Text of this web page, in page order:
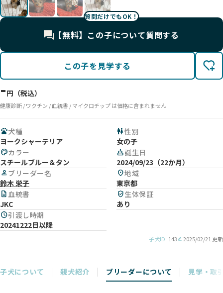
質問だけでもOK！
【無料】この子について質問する
この子を見学する
-円（税込）
健康診断 / ワクチン / 血統書 / マイクロチップ は価格に含まれません
pets犬種
ヨークシャーテリア
wc性別
女の子
paletteカラー
スチールブルー＆タン
cake誕生日
2024/09/23（22か月）
person ブリーダー名
鈴木 栄子
location_on地域
東京都
description血統書
JKC
verified_user生体保証
あり
schedule引渡し時期
20241222日以降
子犬ID 143 2025/02/21 更新
子犬について 親犬紹介 ブリーダーについて 見学・取